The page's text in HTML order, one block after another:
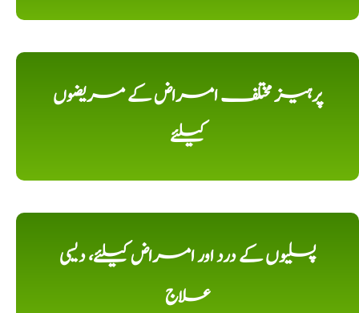
پرہیز مختلف امراض کے مریضوں
کیلئے
پسلیوں کے درد اور امراض کیلئے، دیسی
علاج